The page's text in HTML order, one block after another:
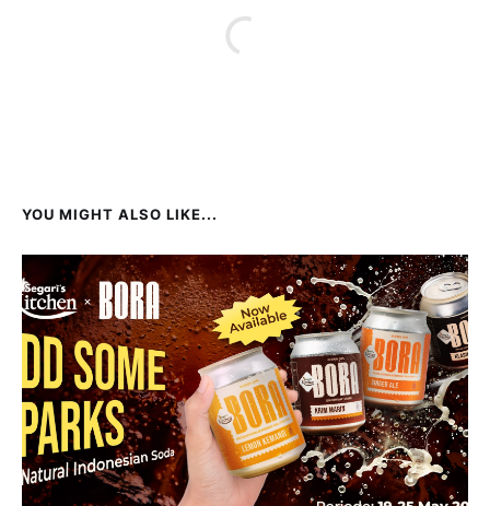
YOU MIGHT ALSO LIKE...